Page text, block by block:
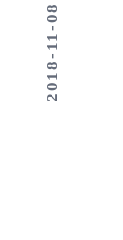
2018-11-08